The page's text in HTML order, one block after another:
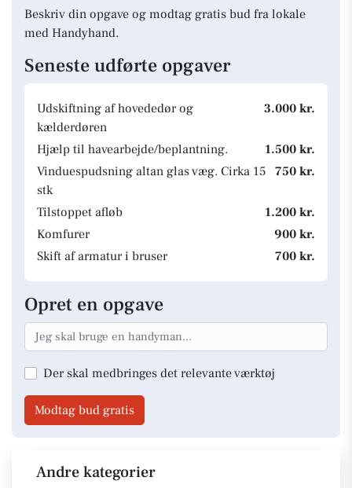
Beskriv din opgave og modtag gratis bud fra lokale
med Handyhand.
Seneste udførte opgaver
Udskiftning af hovededør og
kælderdøren
3.000 kr.
Hjælp til havearbejde/beplantning.
1.500 kr.
Vinduespudsning altan glas væg. Cirka 15
stk
750 kr.
Tilstoppet afløb
1.200 kr.
Komfurer
900 kr.
Skift af armatur i bruser
700 kr.
Opret en opgave
Der skal medbringes det relevante værktøj
Modtag bud gratis
Andre kategorier